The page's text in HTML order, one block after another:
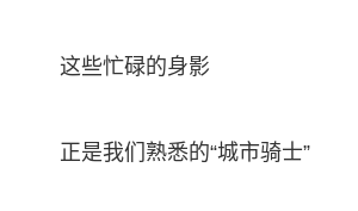
这些忙碌的身影
正是我们熟悉的“城市骑士”